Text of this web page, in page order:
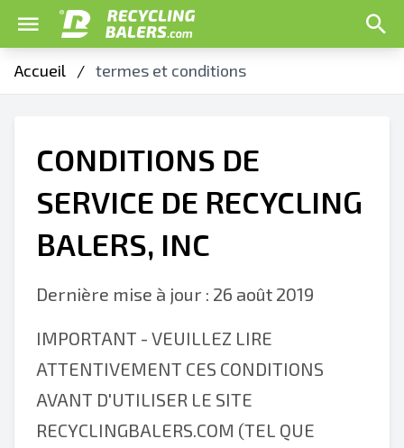
Accueil / termes et conditions
CONDITIONS DE
SERVICE DE RECYCLING
BALERS, INC
Dernière mise à jour : 26 août 2019
IMPORTANT - VEUILLEZ LIRE
ATTENTIVEMENT CES CONDITIONS
AVANT D'UTILISER LE SITE
RECYCLINGBALERS.COM (TEL QUE